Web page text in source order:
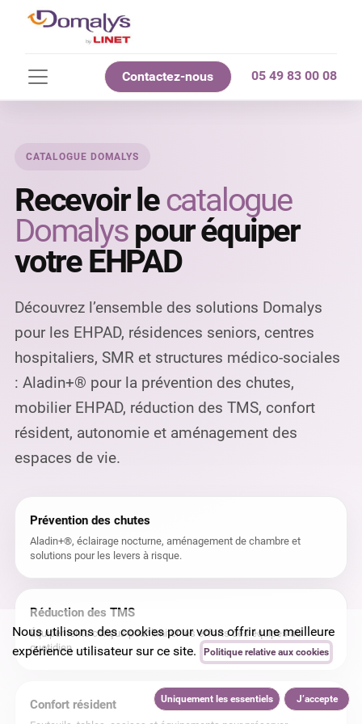
Contactez-nous 05 49 83 00 08
CATALOGUE DOMALYS
Recevoir lecatalogue
Domalyspour équiper
votre EHPAD
Découvrez l’ensemble des solutions Domalys
pour les EHPAD, résidences seniors, centres
hospitaliers, SMR et structures médico-sociales
: Aladin+® pour la prévention des chutes,
mobilier EHPAD, réduction des TMS, confort
résident, autonomie et aménagement des
espaces de vie.
Prévention des chutes
Aladin+®, éclairage nocturne, aménagement de chambre et
solutions pour les levers à risque.
Réduction des TMS
Équipements conçus pour limiter les efforts des équipes au
quotidien.
Confort résident
Nous utilisons des cookies pour vous offrir une meilleure
expérience utilisateur sur ce site.
Politique relative aux cookies
Uniquement les essentiels J’accepte